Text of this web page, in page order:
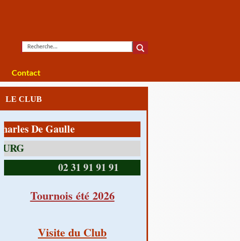
Contact
LE CLUB
De Gaulle
02 31 91 91 91
Tournois été 2026
Visite du Club